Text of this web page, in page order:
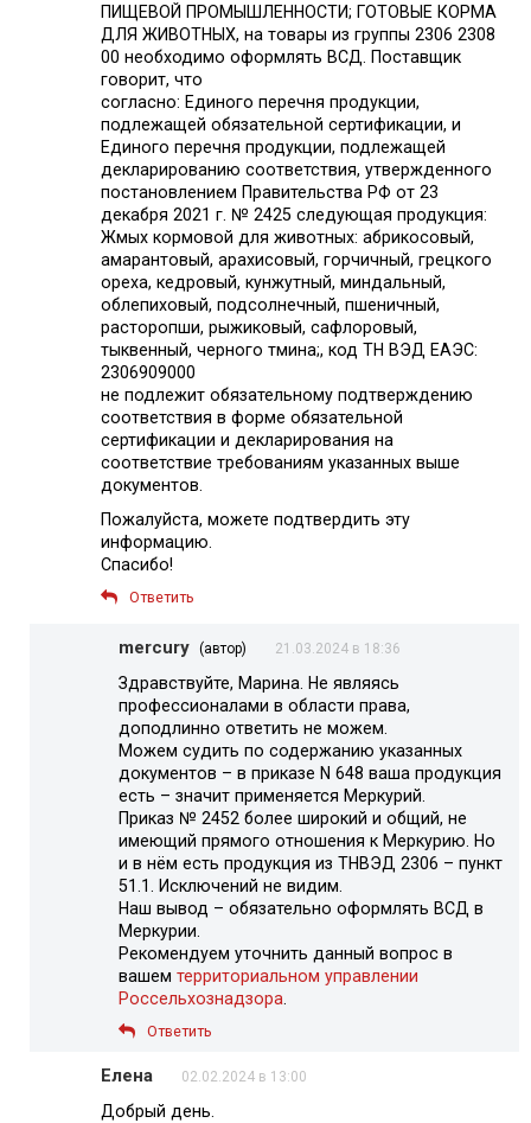
ПИЩЕВОЙ ПРОМЫШЛЕННОСТИ; ГОТОВЫЕ КОРМА
ДЛЯ ЖИВОТНЫХ, на товары из группы 2306 2308
00 необходимо оформлять ВСД. Поставщик
говорит, что
согласно: Единого перечня продукции,
подлежащей обязательной сертификации, и
Единого перечня продукции, подлежащей
декларированию соответствия, утвержденного
постановлением Правительства РФ от 23
декабря 2021 г. № 2425 следующая продукция:
Жмых кормовой для животных: абрикосовый,
амарантовый, арахисовый, горчичный, грецкого
ореха, кедровый, кунжутный, миндальный,
облепиховый, подсолнечный, пшеничный,
расторопши, рыжиковый, сафлоровый,
тыквенный, черного тмина;, код ТН ВЭД ЕАЭС:
2306909000
не подлежит обязательному подтверждению
соответствия в форме обязательной
сертификации и декларирования на
соответствие требованиям указанных выше
документов.
Пожалуйста, можете подтвердить эту
информацию.
Спасибо!
Ответить
mercury (автор) 21.03.2024 в 18:36
Здравствуйте, Марина. Не являясь
профессионалами в области права,
доподлинно ответить не можем.
Можем судить по содержанию указанных
документов – в приказе N 648 ваша продукция
есть – значит применяется Меркурий.
Приказ № 2452 более широкий и общий, не
имеющий прямого отношения к Меркурию. Но
и в нём есть продукция из ТНВЭД 2306 – пункт
51.1. Исключений не видим.
Наш вывод – обязательно оформлять ВСД в
Меркурии.
Рекомендуем уточнить данный вопрос в
вашем территориальном управлении
Россельхознадзора
Ответить
Елена 02.02.2024 в 13:00
Добрый день.